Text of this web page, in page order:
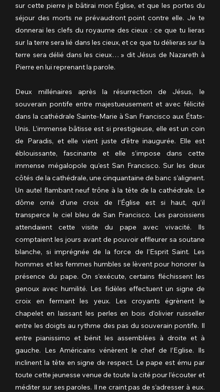
sur cette pierre je bâtirai mon Église, et que les portes du
séjour des morts ne prévaudront point contre elle. Je te
donnerai les clefs du royaume des cieux : ce que tu lieras
sur la terre sera lié dans les cieux, et ce que tu délieras sur la
terre sera délié dans les cieux… » dit Jésus de Nazareth à
Pierre en lui reprenant la parole.
Deux millénaires après la résurrection de Jésus, le
souverain pontife entre majestueusement et avec félicité
dans la cathédrale Sainte-Marie à San Francisco aux États-
Unis. L’immense bâtisse est si prestigieuse, elle est un coin
de Paradis, et elle vient juste d’être inaugurée. Elle est
éblouissante, fascinante et elle s’impose dans cette
immense mégalopole qu’est San Francisco. Sur les deux
côtés de la cathédrale, une cinquantaine de banc s’alignent.
Un autel flambant neuf trône à la tête de la cathédrale. Le
dôme orné d’une croix de l’Église est si haut, qu’il
transperce le ciel bleu de San Francisco. Les paroissiens
attendaient cette visite du pape avec vivacité. Ils
comptaient les jours avant de pouvoir effleurer sa soutane
blanche, si imprégnée de la force de l’Esprit Saint. Les
hommes et les femmes humbles se lèvent pour honorer la
présence du pape. On s’exécute, certains fléchissent les
genoux avec humilité. Les fidèles effectuent un signe de
croix en fermant les yeux. Les croyants égrènent le
chapelet en laissant les perles en bois d’olivier ruisseller
entre les doigts au rythme des pas du souverain pontife. Il
entre pianissimo et bénit les assemblées à droite et à
gauche. Les Américains vénèrent le chef de l’Eglise. Ils
inclinent la tête en signe de respect. Le pape est ému par
toute cette jeunesse venue de toute la cité pour l’écouter et
méditer sur ses paroles. Il ne craint pas de s’adresser à eux.